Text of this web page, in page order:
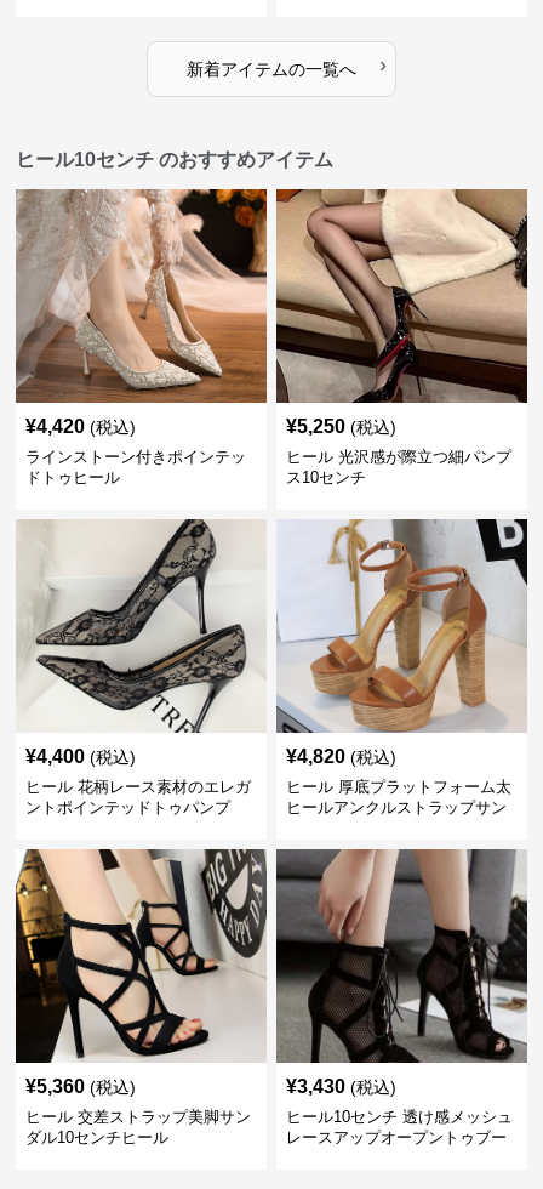
新着アイテムの一覧へ ›
ヒール10センチ のおすすめアイテム
¥4,420 (税込)
ラインストーン付きポインテッ
ドトゥヒール
¥5,250 (税込)
ヒール 光沢感が際立つ細パンプ
ス10センチ
¥4,400 (税込)
ヒール 花柄レース素材のエレガ
ントポインテッドトゥパンプ
¥4,820 (税込)
ヒール 厚底プラットフォーム太
ヒールアンクルストラップサン
¥5,360 (税込)
ヒール 交差ストラップ美脚サン
ダル10センチヒール
¥3,430 (税込)
ヒール10センチ 透け感メッシュ
レースアップオープントゥブー